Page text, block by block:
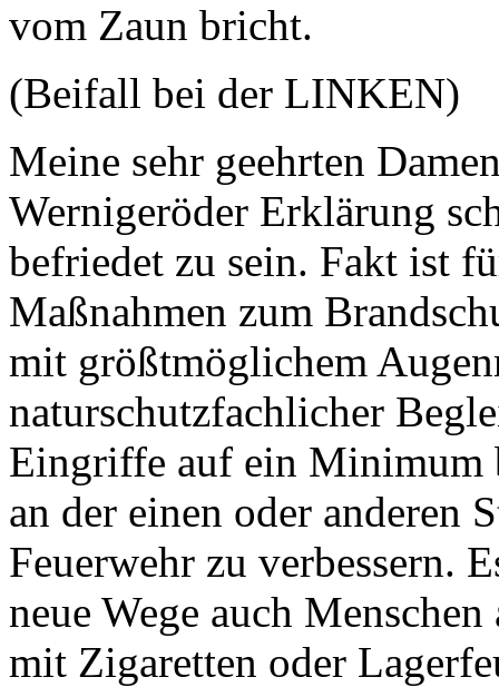
vom Zaun bricht.
(Beifall bei der LINKEN)
Meine sehr geehrten
Wernigeröder Erklärung
befriedet zu sein. Fakt ist
Maßnahmen zum
mit größtmöglichem
naturschutzfachlicher
Eingriffe auf ein Minimum
an der einen oder anderen
Feuerwehr zu verbessern.
neue Wege auch
mit Zigaretten oder